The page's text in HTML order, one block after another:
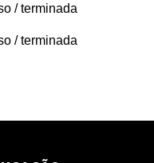
/ terminada
/ terminada